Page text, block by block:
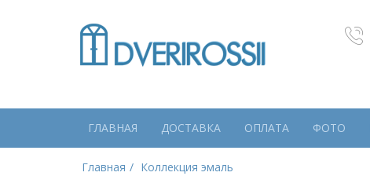
ГЛАВНАЯ ДОСТАВКА ОПЛАТА ФОТО
Главная Коллекция эмаль